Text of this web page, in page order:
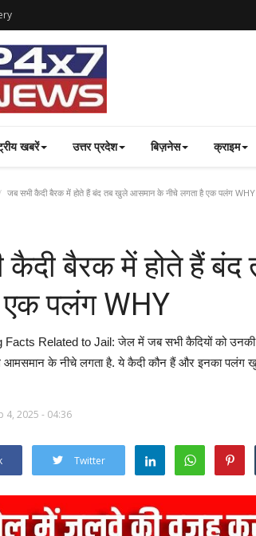
खबरें उत्तर प्रदेश बिज़नेस क्राइम
जब सभी कैदी बैरक में होते हैं बंद तब खुले आसमान के नीचे लगता है एक पलंग WHY
कैदी बैरक में होते हैं
एक पलंग WHY
Related to Jail: जेल में जब सभी कैदियों को उनकी
के नीचे लगता है. ये कैदी कौन हैं और इनका पलंग
4, 2025 - 04:36
Twitter